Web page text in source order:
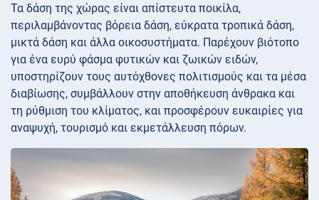
Τα δάση της χώρας είναι απίστευτα ποικίλα,
περιλαμβάνοντας βόρεια δάση, εύκρατα τροπικά δάση,
μικτά δάση και άλλα οικοσυστήματα. Παρέχουν βιότοπο
για ένα ευρύ φάσμα φυτικών και ζωικών ειδών,
υποστηρίζουν τους αυτόχθονες πολιτισμούς και τα μέσα
διαβίωσης, συμβάλλουν στην αποθήκευση άνθρακα και
τη ρύθμιση του κλίματος, και προσφέρουν ευκαιρίες για
αναψυχή, τουρισμό και εκμετάλλευση πόρων.